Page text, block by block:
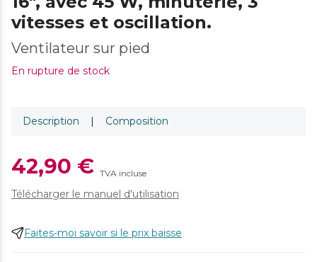
vitesses et oscillation.
Ventilateur sur pied
En rupture de stock
Description | Composition
42,90 € TVA incluse
Télécharger le manuel d'utilisation
Faites-moi savoir si le prix baisse